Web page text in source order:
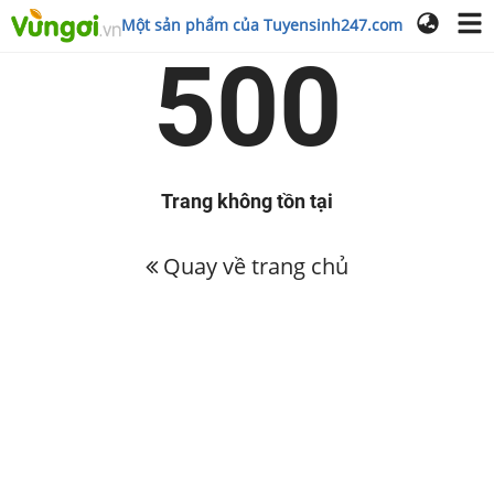
Một sản phẩm của Tuyensinh247.com
500
Trang không tồn tại
Quay về trang chủ